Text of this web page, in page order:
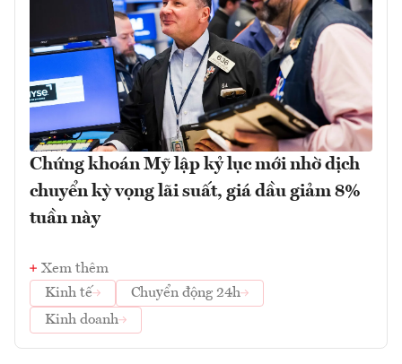
Chứng khoán Mỹ lập kỷ lục mới nhờ dịch
chuyển kỳ vọng lãi suất, giá dầu giảm 8%
tuần này
Xem thêm
Kinh tế
Chuyển động 24h
Kinh doanh